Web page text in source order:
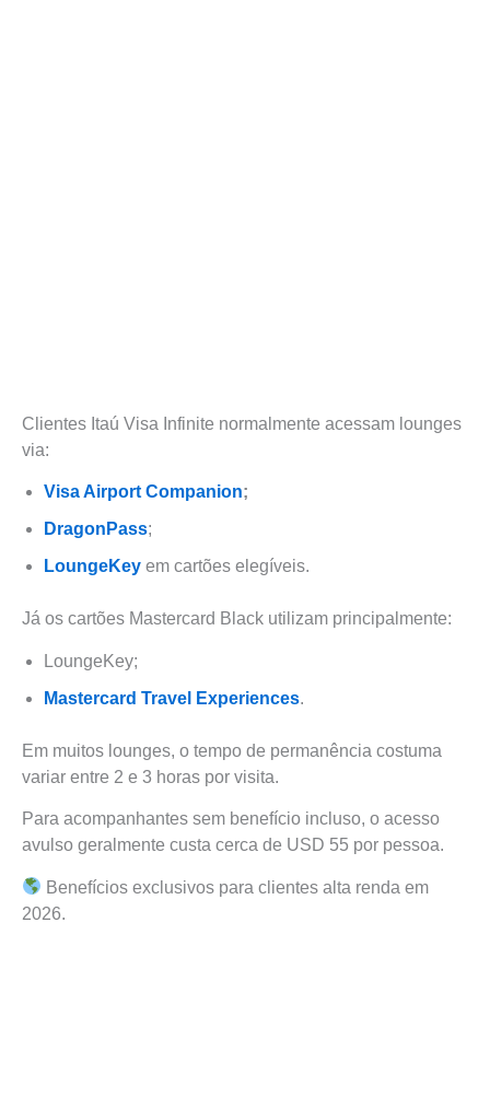
Clientes Itaú Visa Infinite normalmente acessam lounges
via:
Visa Airport Companion;
DragonPass;
LoungeKey em cartões elegíveis.
Já os cartões Mastercard Black utilizam principalmente:
LoungeKey;
Mastercard Travel Experiences.
Em muitos lounges, o tempo de permanência costuma
variar entre 2 e 3 horas por visita.
Para acompanhantes sem benefício incluso, o acesso
avulso geralmente custa cerca de USD 55 por pessoa.
Benefícios exclusivos para clientes alta renda em
2026.